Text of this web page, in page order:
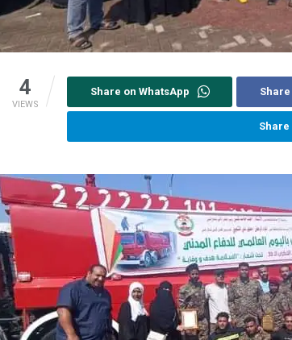
4
VIEWS
Share on WhatsApp